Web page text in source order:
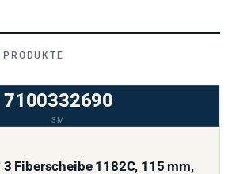
7100332690
3M
3 Fiberscheibe 1182C, 115 mm,